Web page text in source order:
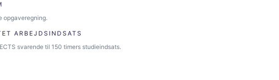
opgaveregning.
ARBEJDSINDSATS
svarende til 150 timers studieindsats.